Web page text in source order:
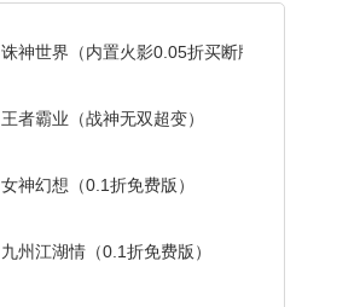
诛神世界（内置火影0.05折买断版）
王者霸业（战神无双超变）
女神幻想（0.1折免费版）
九州江湖情（0.1折免费版）